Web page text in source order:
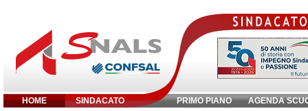
HOME SINDACATO PRIMO PIANO AGENDA